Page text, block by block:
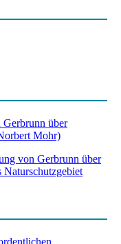
von Gerbrunn über
Naturschutzgebiet